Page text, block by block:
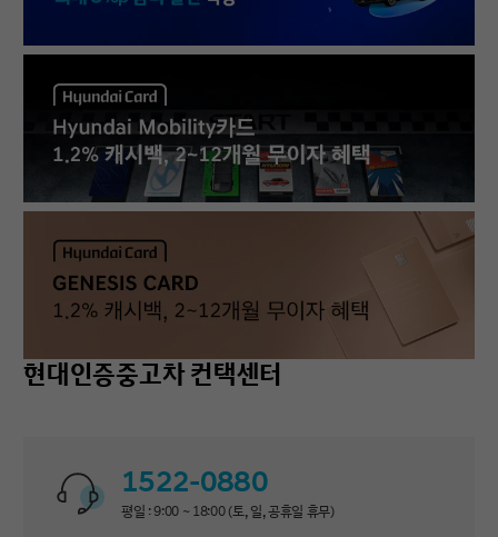
현대인증중고차 컨택센터
1522-0880
평일 : 9:00 ~ 18:00 (토, 일, 공휴일 휴무)